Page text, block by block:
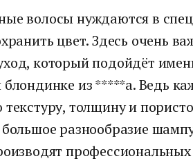
волосы нуждаются в
цвет. Здесь очень
который подойдёт
блондинке из *****а. Ведь
толщину и
разнообразие